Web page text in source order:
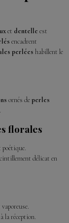
et dentelle est
encadrent
perlées habillent le
ornés deperles
florales
poétique.
délicat en
la réception.